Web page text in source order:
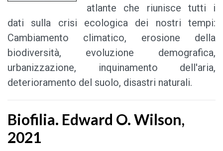
atlante che riunisce tutti i
dati sulla crisi ecologica dei nostri tempi:
Cambiamento climatico, erosione della
biodiversità, evoluzione demografica,
urbanizzazione, inquinamento dell'aria,
deterioramento del suolo, disastri naturali.
Biofilia. Edward O. Wilson,
2021